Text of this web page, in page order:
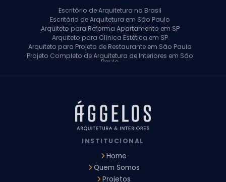
Escritório de Arquitetura no Brasil
Escritório de Arquitetura em São Paulo
Arquiteto para Reforma Apartamento em SP
Arquiteto para Clínica Estética em SP
Arquiteto para Projeto de Restaurante em São Paulo
Projeto Completo de Arquitetura de Interiores em São
Paulo
Arquiteto para Projeto Comercial em São Paulo
Arquiteto Comercial
Arquiteto para Reforma de Apartamento
Arquiteto para Reforma Residencial
Arquitetura para Reforma de Casas
Design de Interiores Apartamentos
Design de Interiores Residencial
Empresa de Arquitetura e Design
INSTITUCIONAL
Home
Quem Somos
Projetos